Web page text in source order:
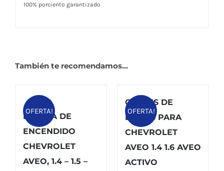
100% porciento garantizado
También te recomendamos…
OFERTA!
BOBINA DE
ENCENDIDO
CHEVROLET
AVEO, 1.4 – 1.5 –
OFERTA!
CABLES DE
BUJÍAS PARA
CHEVROLET
AVEO 1.4 1.6 AVEO
ACTIVO